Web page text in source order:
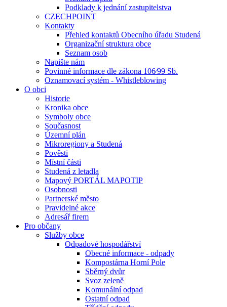
Podklady k jednání zastupitelstva
CZECHPOINT
Kontakty
Přehled kontaktů Obecního úřadu Studená
Organizační struktura obce
Seznam osob
Napište nám
Povinné informace dle zákona 106⁄99 Sb.
Oznamovací systém - Whistleblowing
O obci
Historie
Kronika obce
Symboly obce
Současnost
Územní plán
Mikroregiony a Studená
Pověsti
Místní části
Studená z letadla
Mapový PORTÁL MAPOTIP
Osobnosti
Partnerské město
Pravidelné akce
Adresář firem
Pro občany
Služby obce
Odpadové hospodářství
Obecné informace - odpady
Kompostárna Horní Pole
Sběrný dvůr
Svoz zeleně
Komunální odpad
Ostatní odpad